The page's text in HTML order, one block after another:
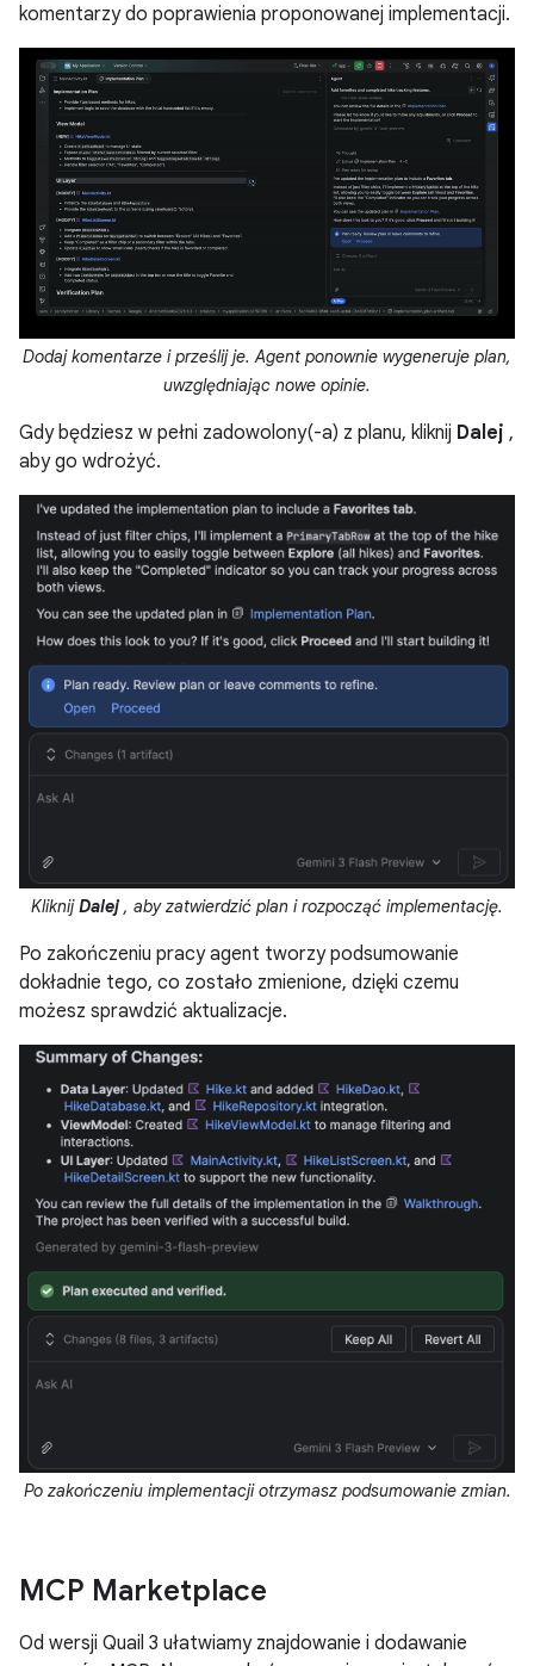
komentarzy do poprawienia proponowanej implementacji.
Dodaj komentarze i prześlij je. Agent ponownie wygeneruje plan,
uwzględniając nowe opinie.
Gdy będziesz w pełni zadowolony(-a) z planu, kliknij Dalej ,
aby go wdrożyć.
KliknijDalej, aby zatwierdzić plan i rozpocząć implementację.
Po zakończeniu pracy agent tworzy podsumowanie
dokładnie tego, co zostało zmienione, dzięki czemu
możesz sprawdzić aktualizacje.
Po zakończeniu implementacji otrzymasz podsumowanie zmian.
MCP Marketplace
Od wersji Quail 3 ułatwiamy znajdowanie i dodawanie